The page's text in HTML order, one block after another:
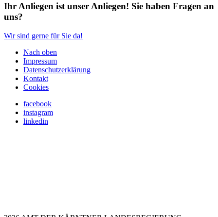
Ihr Anliegen ist unser Anliegen! Sie haben Fragen an
uns?
Wir sind gerne für Sie da!
Nach oben
Impressum
Datenschutzerklärung
Kontakt
Cookies
facebook
instagram
linkedin